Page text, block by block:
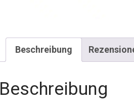
Beschreibung
Beschreibung